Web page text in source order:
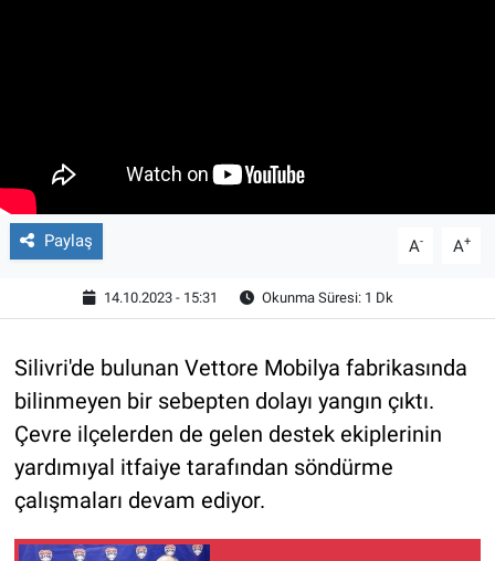
Paylaş A- A+
14.10.2023 - 15:31 Okunma Süresi: 1 Dk
Silivri'de bulunan Vettore Mobilya fabrikasında
bilinmeyen bir sebepten dolayı yangın çıktı.
Çevre ilçelerden de gelen destek ekiplerinin
yardımıyal itfaiye tarafından söndürme
çalışmaları devam ediyor.